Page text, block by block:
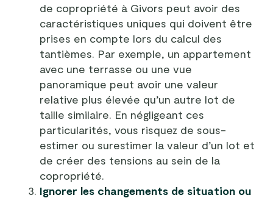
de copropriété à Givors peut avoir des
caractéristiques uniques qui doivent être
prises en compte lors du calcul des
tantièmes. Par exemple, un appartement
avec une terrasse ou une vue
panoramique peut avoir une valeur
relative plus élevée qu’un autre lot de
taille similaire. En négligeant ces
particularités, vous risquez de sous-
estimer ou surestimer la valeur d’un lot et
de créer des tensions au sein de la
copropriété.
Ignorer les changements de situation ou